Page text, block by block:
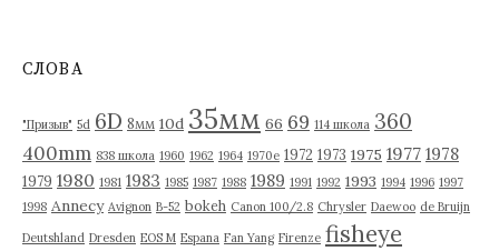
в
СЛОВА
"Призыв" 5d 6D 8мм 10d 35мм 66 69 114 школа 360
400mm 838 школа 1960 1962 1964 1970е 1972 1973 1975 1977 1978
1979 1980 1981 1983 1985 1987 1988 1989 1991 1992 1993 1994 1996 1997
1998 Annecy Avignon B-52 bokeh Canon 100/2.8 Chrysler Daewoo de Bruijn
Deutshland Dresden EOS M Espana Fan Yang Firenze fisheye